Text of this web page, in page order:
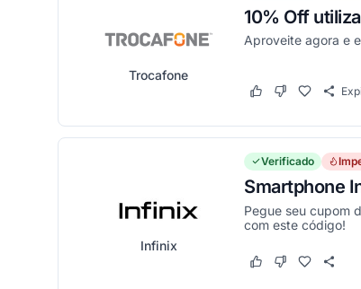
Trocafone
10% Off
Aproveite agora e
Este cupom
Este cupom
Infinix
Verificado
Smartphone
Pegue seu cupom
com este código!
Este cupom
Este cupom